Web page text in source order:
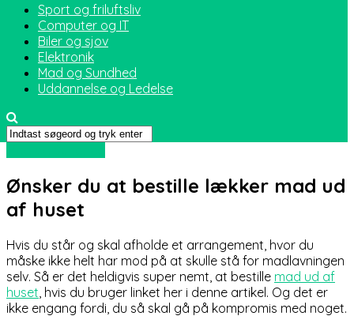
Sport og friluftsliv
Computer og IT
Biler og sjov
Elektronik
Mad og Sundhed
Uddannelse og Ledelse
Ønsker du at bestille lækker mad ud
af huset
Hvis du står og skal afholde et arrangement, hvor du
måske ikke helt har mod på at skulle stå for madlavningen
selv. Så er det heldigvis super nemt, at bestille mad ud af
huset , hvis du bruger linket her i denne artikel. Og det er
ikke engang fordi, du så skal gå på kompromis med noget.